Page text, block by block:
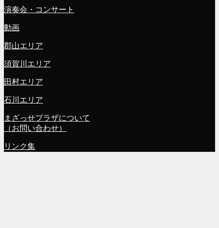
演奏会・コンサート
動画
郡山エリア
須賀川エリア
田村エリア
石川エリア
まざっせプラザについて
（お問い合わせ）
リンク集